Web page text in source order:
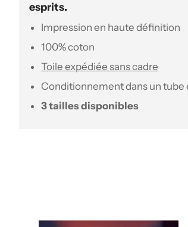
esprits.
Impression en haute définition
100% coton
Toile expédiée sans cadre
Conditionnement dans un tube
3 tailles disponibles